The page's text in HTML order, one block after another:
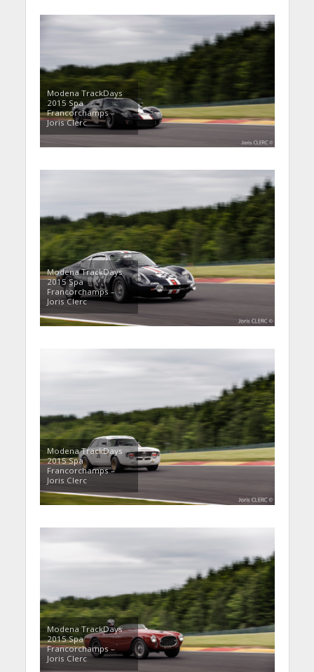
Modena TrackDays
2015 Spa
Francorchamps –
Joris Clerc
Modena TrackDays
2015 Spa
Francorchamps –
Joris Clerc
Modena TrackDays
2015 Spa
Francorchamps –
Joris Clerc
Modena TrackDays
2015 Spa
Francorchamps –
Joris Clerc